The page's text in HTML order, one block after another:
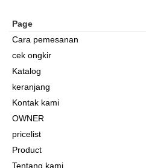
Page
Cara pemesanan
cek ongkir
Katalog
keranjang
Kontak kami
OWNER
pricelist
Product
Tentang kami